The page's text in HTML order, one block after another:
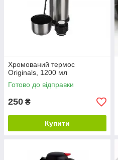
Хромований термос
Originals, 1200 мл
Готово до відправки
250 ₴
Купити